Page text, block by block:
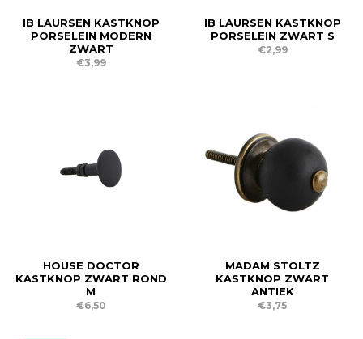
IB LAURSEN KASTKNOP
PORSELEIN MODERN
ZWART
€3,99
IB LAURSEN KASTKNOP
PORSELEIN ZWART S
€2,99
HOUSE DOCTOR
KASTKNOP ZWART ROND
M
€6,50
MADAM STOLTZ
KASTKNOP ZWART
ANTIEK
€3,75